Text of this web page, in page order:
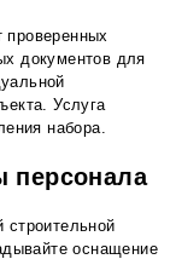
проверенных
документов для
Услуга
набора.
персонала
строительной
оснащение